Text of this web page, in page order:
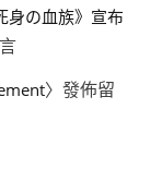
身の血族》宣布
〉發佈留